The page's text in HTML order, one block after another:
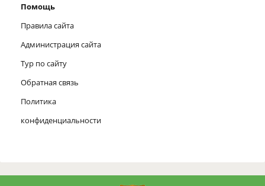
Помощь
Правила сайта
Администрация сайта
Тур по сайту
Обратная связь
Политика
конфиденциальности